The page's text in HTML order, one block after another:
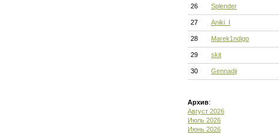
26 Splender
27 Aniki_I
28 Marek1ndigo
29 skit
30 Gennadij
Архив:
Август 2026
Июль 2026
Июнь 2026